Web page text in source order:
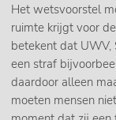
Het wetsvoorstel
ruimte krijgt voor
betekent dat UWV,
een straf
daardoor alleen
moeten mensen